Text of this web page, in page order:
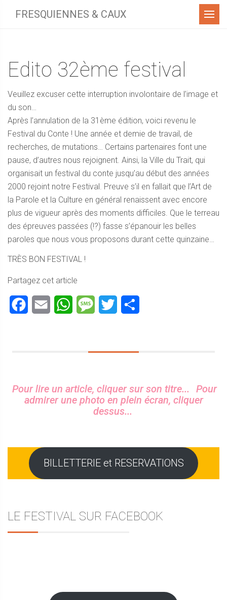
FRESQUIENNES & CAUX Menu
Edito 32ème festival
Veuillez excuser cette interruption involontaire de l’image et
du son…
Après l’annulation de la 31ème édition, voici revenu le
Festival du Conte ! Une année et demie de travail, de
recherches, de mutations… Certains partenaires font une
pause, d’autres nous rejoignent. Ainsi, la Ville du Trait, qui
organisait un festival du conte jusqu’au début des années
2000 rejoint notre Festival. Preuve s’il en fallait que l’Art de
la Parole et la Culture en général renaissent avec encore
plus de vigueur après des moments difficiles. Que le terreau
des épreuves passées (!?) fasse s’épanouir les belles
paroles que nous vous proposons durant cette quinzaine…
TRÈS BON FESTIVAL !
Partagez cet article
Facebook
Email WhatsAppMessageTwitter
Sidebar
Pour lire un article, cliquer sur son titre...
Pour
admirer une photo en plein écran, cliquer
dessus...
BILLETTERIE et RESERVATIONS
LE FESTIVAL SUR FACEBOOK